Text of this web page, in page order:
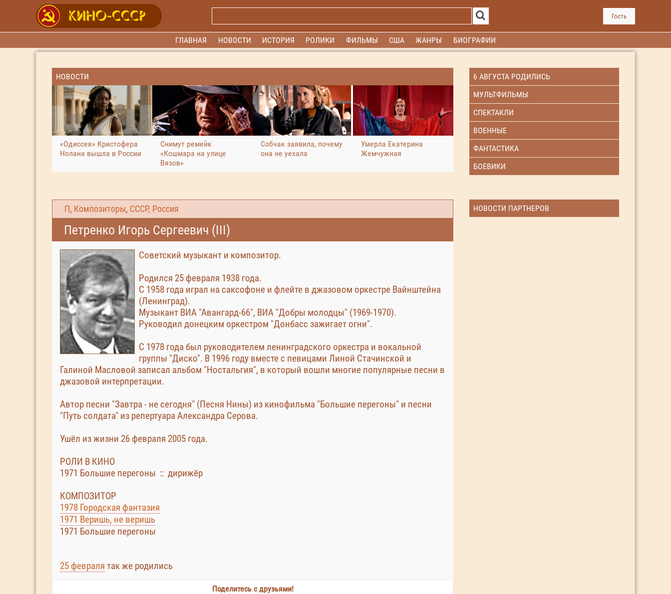
Гость
ГЛАВНАЯ НОВОСТИ ИСТОРИЯ РОЛИКИ ФИЛЬМЫ США ЖАНРЫ БИОГРАФИИ
НОВОСТИ
«Одиссея» Кристофера
Нолана вышла в России
Снимут ремейк
«Кошмара на улице
Вязов»
Собчак заявила, почему
она не уехала
Умерла Екатерина
Жемчужная
6 АВГУСТА РОДИЛИСЬ
МУЛЬТФИЛЬМЫ
СПЕКТАКЛИ
ВОЕННЫЕ
ФАНТАСТИКА
БОЕВИКИ
П , Композиторы, СССР, Россия
Петренко Игорь Сергеевич (III)
Советский музыкант и композитор.
Родился 25 февраля 1938 года.
С 1958 года играл на саксофоне и флейте в джазовом оркестре Вайнштейна
(Ленинград).
Музыкант ВИА "Авангард-66", ВИА "Добры молодцы" (1969-1970).
Руководил донецким оркестром "Донбасс зажигает огни".
С 1978 года был руководителем ленинградского оркестра и вокальной
группы "Диско". В 1996 году вместе с певицами Линой Стачинской и
Галиной Масловой записал альбом "Ностальгия", в который вошли многие популярные песни в
джазовой интерпретации.
Автор песни "Завтра - не сегодня" (Песня Нины) из кинофильма "Большие перегоны" и песни
"Путь солдата" из репертуара Александра Серова.
Ушёл из жизни 26 февраля 2005 года.
РОЛИ В КИНО
1971 Большие перегоны :: дирижёр
КОМПОЗИТОР
1978 Городская фантазия
1971 Веришь, не веришь
1971 Большие перегоны
25 февраля так же родились
Поделитесь с друзьями!
НОВОСТИ ПАРТНЕРОВ